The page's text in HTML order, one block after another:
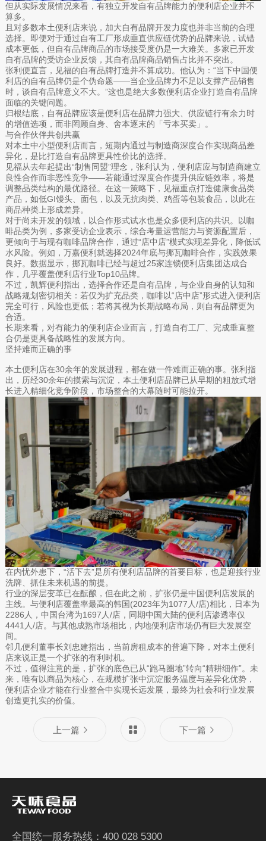
但从实际发展情况来看，有独立开发自有品牌能力的便利店企业并不
算多。
且对多数本土便利店来说，加大自有品牌开发力度也并非当前的合理
选择。即便对于通过自有工厂形成垂直供应链优势的品牌来说，试错
成本更低，但自有品牌商品的市场接受度仍是一大难关。多家已开发
自有品牌的受访企业反馈，其自有品牌商品销售占比并不突出。
张利便直言，见福的自有品牌打造并不算成功。他认为：“当下中国便
利店的自有品牌仍是个伪命题——当企业品牌力不足以支撑产品销售
时，谈自有品牌意义不大。”这也是绝大多数便利店企业打造自有品牌
面临的关键问题。
归根结底，自有品牌应该是便利店在品牌力强大、供应链行有余力时
的增值选项，而非罔顾自身、舍本逐末的「亏本买卖」。
与合作伙伴共创共赢
对本土中小型便利店而言，短期内通过与制造商深度合作实现商品差
异化，是比打造自有品牌更具性价比的选择。
见福从去年起提出“制售同盟”理念，张利认为，便利店应与制造商建立
良性合作而非恶性竞争——若能通过深度合作提升供应链效率，将是
调整品类结构的最优路径。在这一策略下，见福重点打造健康食品类
产品，如低GI馒头、面包，以及无抗肉类、鸡蛋等包装食品，以此在
商品种类上形成差异。
对于尚未开发的领域，以合作形式试水也是众多便利店的共识。以咖
啡品类为例，多家受访企业表示，综合考量运营能力与资源配置后，
更倾向于与现有咖啡品牌合作，通过“店中店”模式实现差异化，降低试
水风险。例如，万嘉便利就选择2024年底与挪瓦咖啡合作，实践效果
良好。数据显示，挪瓦咖啡已经与超过25家连锁便利店集团达成合
作，几乎覆盖便利店行业Top10品牌。
不过，凯辉便利指出，选择合作还是自有品牌，与企业自身的认知和
战略规划密切相关：若仅为扩充品类，咖啡以“店中店”形式进入便利店
完全可行，风险也更低；若将其视为长期战略布局，则自有品牌更为
合适。
长期来看，对有能力的便利店企业而言，打造自有工厂、完成垂直整
合仍是更具备战略性的发展方向。
坚持难而正确的事
本土便利店在30余年的发展进程，都在做一件难而正确的事。张利指
出，历经30余年的摸索与沉淀，本土便利店品牌已从早期的粗放式增
长进入精细化竞争阶段，市场整合的大幕随时可能拉开。
在内忧外患下，“活下去”是所有便利店品牌的首要目标，也是迎接行业
洗牌、抓住未来机遇的前提。
行业的深层变革已在酝酿，但在此之前，扩张仍是中国便利店发展的
主线。与便利店覆盖率最高的韩国(2023年为1077人/店)相比，日本为
2286人，中国台湾为1697人/店，同期中国大陆的便利店渗透率仅
4441人/店。与其他成熟市场相比，内地便利店市场仍有巨大发展空
间。
邻几便利董事长刘忠建指出，当前房租成本的普遍下降，对本土便利
店来说正是一个扩张的有利时机。
不过，值得注意的是，扩张的底色已从“跑马圈地”转向“精耕细作”。未
来，唯有以商品为核心，在规模扩张中沉淀服务温度与差异化优势，
便利店企业才能在行业整合中实现长远发展，最终为社会和行业发展
创造更扎实的价值。
上一篇 下一篇
全国统一服务热线：400 028 5300